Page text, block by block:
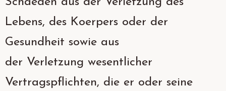
Lebens, des Koerpers oder der
Gesundheit sowie aus
der Verletzung wesentlicher
Vertragspflichten, die er oder seine